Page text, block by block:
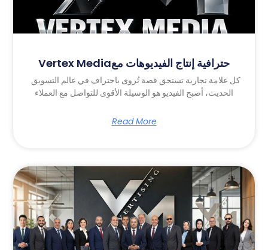
Vertex Mediaحترافية إنتاج الفيديوهات مع
الحديث، أصبح الفيديو هو الوسيلة الأقوى للتواصل مع العملاء
Read More